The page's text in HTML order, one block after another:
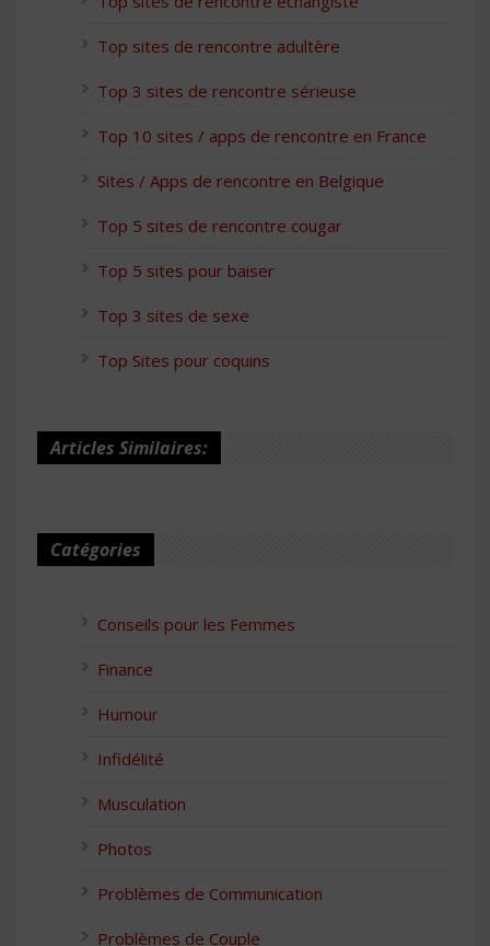
Top sites de rencontre adultère
Top 3 sites de rencontre sérieuse
Top 10 sites / apps de rencontre en France
Sites / Apps de rencontre en Belgique
Top 5 sites de rencontre cougar
Top 5 sites pour baiser
Top 3 sites de sexe
Top Sites pour coquins
Articles Similaires:
Catégories
Conseils pour les Femmes
Finance
Humour
Infidélité
Musculation
Photos
Problèmes de Communication
Problèmes de Couple